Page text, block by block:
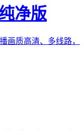
净版
画质高清、多线路，